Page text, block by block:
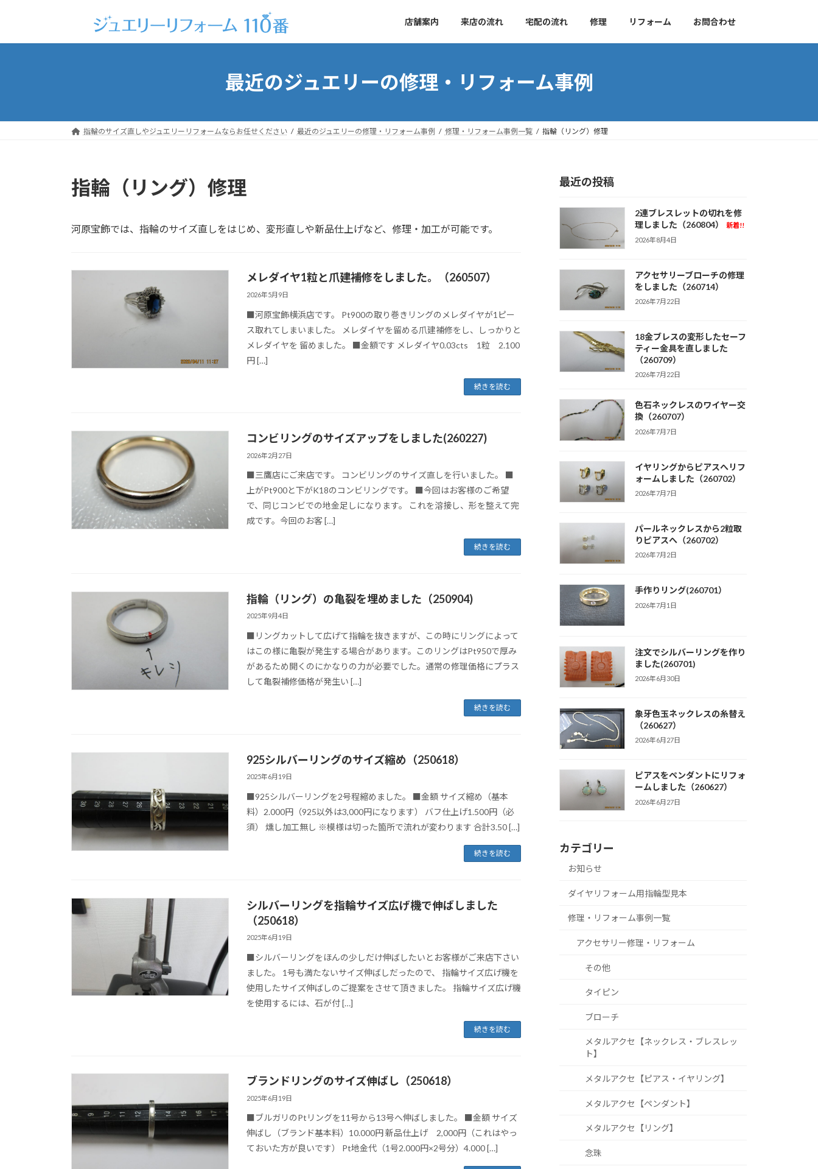
ッ
移
店舗案内 来店の流れ 宅配の流れ 修理 リフォーム お問合わせ
最近のジュエリーの修理・リフォーム事例
指輪のサイズ直しやジュエリーリフォームならお任せください 最近のジュエリーの修理・リフォーム事例 修理・リフォーム事例一覧 指輪（リング）修理
指輪（リング）修理
河原宝飾では、指輪のサイズ直しをはじめ、変形直しや新品仕上げなど、修理・加工が可能です。
メレダイヤ1粒と爪建補修をしました。（260507）
2026年5月9日
■河原宝飾横浜店です。 Pt900の取り巻きリングのメレダイヤが1ピー
ス取れてしまいました。 メレダイヤを留める爪建補修をし、しっかりと
メレダイヤを 留めました。 ■金額です メレダイヤ0.03cts 1粒 2.100
円 […]
続きを読む
コンビリングのサイズアップをしました(260227)
2026年2月27日
■三鷹店にご来店です。 コンビリングのサイズ直しを行いました。 ■
上がPt900と下がK18のコンビリングです。 ■今回はお客様のご希望
で、同じコンビでの地金足しになります。 これを溶接し、形を整えて完
成です。今回のお客 […]
続きを読む
指輪（リング）の亀裂を埋めました（250904)
2025年9月4日
■リングカットして広げて指輪を抜きますが、この時にリングによって
はこの様に亀裂が発生する場合があります。このリングはPt950で厚み
があるため開くのにかなりの力が必要でした。通常の修理価格にプラス
して亀裂補修価格が発生い […]
続きを読む
925シルバーリングのサイズ縮め（250618）
2025年6月19日
■925シルバーリングを2号程縮めました。 ■金額 サイズ縮め（基本
料）2.000円（925以外は3,000円になります） バフ仕上げ1.500円（必
須） 燻し加工無し ※模様は切った箇所で流れが変わります 合計3.50 […]
続きを読む
シルバーリングを指輪サイズ広げ機で伸ばしました
（250618）
2025年6月19日
■シルバーリングをほんの少しだけ伸ばしたいとお客様がご来店下さい
ました。 1号も満たないサイズ伸ばしだったので、 指輪サイズ広げ機を
使用したサイズ伸ばしのご提案をさせて頂きました。 指輪サイズ広げ機
を使用するには、石が付 […]
続きを読む
ブランドリングのサイズ伸ばし（250618）
2025年6月19日
■ブルガリのPtリングを11号から13号へ伸ばしました。 ■金額 サイズ
伸ばし（ブランド基本料）10.000円 新品仕上げ 2,000円（これはやっ
ておいた方が良いです） Pt地金代（1号2.000円×2号分）4.000 […]
最近の投稿
2連ブレスレットの切れを修
理しました（260804）
新着!!
2026年8月4日
アクセサリーブローチの修理
をしました（260714）
2026年7月22日
18金ブレスの変形したセーフ
ティー金具を直しました
（260709）
2026年7月22日
色石ネックレスのワイヤー交
換（260707）
2026年7月7日
イヤリングからピアスへリフ
ォームしました（260702）
2026年7月7日
パールネックレスから2粒取
りピアスへ（260702）
2026年7月2日
手作りリング(260701）
2026年7月1日
注文でシルバーリングを作り
ました(260701)
2026年6月30日
象牙色玉ネックレスの糸替え
（260627）
2026年6月27日
ピアスをペンダントにリフォ
ームしました（260627）
2026年6月27日
カテゴリー
お知らせ
ダイヤリフォーム用指輪型見本
修理・リフォーム事例一覧
アクセサリー修理・リフォーム
その他
タイピン
ブローチ
メタルアクセ【ネックレス・ブレスレッ
ト】
メタルアクセ【ピアス・イヤリング】
メタルアクセ【ペンダント】
メタルアクセ【リング】
念珠